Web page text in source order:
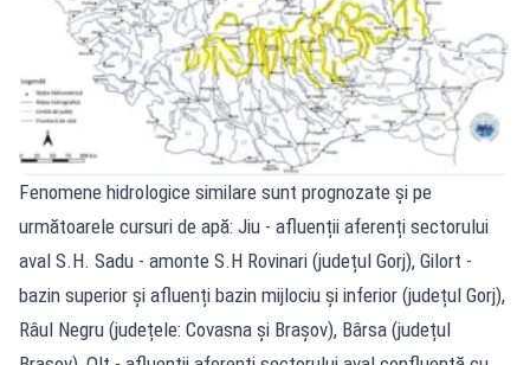
Fenomene hidrologice similare sunt prognozate și pe
următoarele cursuri de apă: Jiu - afluenții aferenți sectorului
aval S.H. Sadu - amonte S.H Rovinari (județul Gorj), Gilort -
bazin superior și afluenți bazin mijlociu și inferior (județul Gorj),
Râul Negru (județele: Covasna și Brașov), Bârsa (județul